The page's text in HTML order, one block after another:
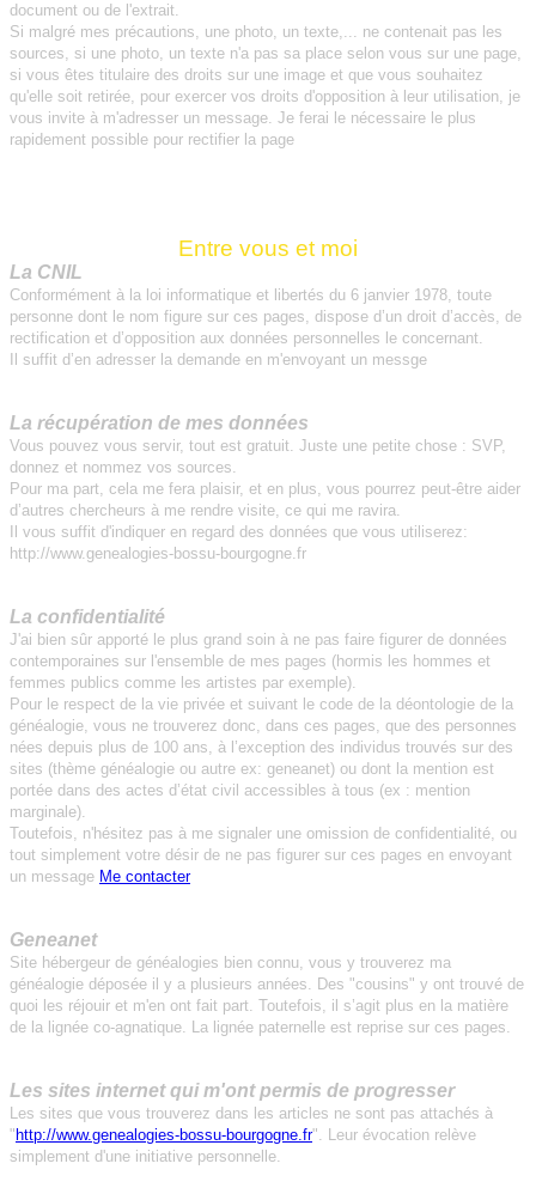
document ou de l'extrait.
Si malgré mes précautions, une photo, un texte,... ne contenait pas les
sources, si une photo, un texte n'a pas sa place selon vous sur une page,
si vous êtes titulaire des droits sur une image et que vous souhaitez
qu'elle soit retirée, pour exercer vos droits d'opposition à leur utilisation, je
vous invite à m'adresser un message. Je ferai le nécessaire le plus
rapidement possible pour rectifier la page
Entre vous et moi
La CNIL
Conformément à la loi informatique et libertés du 6 janvier 1978, toute
personne dont le nom figure sur ces pages, dispose d’un droit d’accès, de
rectification et d’opposition aux données personnelles le concernant.
Il suffit d’en adresser la demande en m'envoyant un messge
La récupération de mes données
Vous pouvez vous servir, tout est gratuit. Juste une petite chose : SVP,
donnez et nommez vos sources.
Pour ma part, cela me fera plaisir, et en plus, vous pourrez peut-être aider
d’autres chercheurs à me rendre visite, ce qui me ravira.
Il vous suffit d'indiquer en regard des données que vous utiliserez:
http://www.genealogies-bossu-bourgogne.fr
La confidentialité
J'ai bien sûr apporté le plus grand soin à ne pas faire figurer de données
contemporaines sur l'ensemble de mes pages (hormis les hommes et
femmes publics comme les artistes par exemple).
Pour le respect de la vie privée et suivant le code de la déontologie de la
généalogie, vous ne trouverez donc, dans ces pages, que des personnes
nées depuis plus de 100 ans, à l’exception des individus trouvés sur des
sites (thème généalogie ou autre ex: geneanet) ou dont la mention est
portée dans des actes d’état civil accessibles à tous (ex : mention
marginale).
Toutefois, n'hésitez pas à me signaler une omission de confidentialité, ou
tout simplement votre désir de ne pas figurer sur ces pages en envoyant
un message Me contacter
Geneanet
Site hébergeur de généalogies bien connu, vous y trouverez ma
généalogie déposée il y a plusieurs années. Des "cousins" y ont trouvé de
quoi les réjouir et m'en ont fait part. Toutefois, il s’agit plus en la matière
de la lignée co-agnatique. La lignée paternelle est reprise sur ces pages.
Les sites internet qui m'ont permis de progresser
Les sites que vous trouverez dans les articles ne sont pas attachés à
" http://www.genealogies-bossu-bourgogne.fr". Leur évocation relève
simplement d'une initiative personnelle.